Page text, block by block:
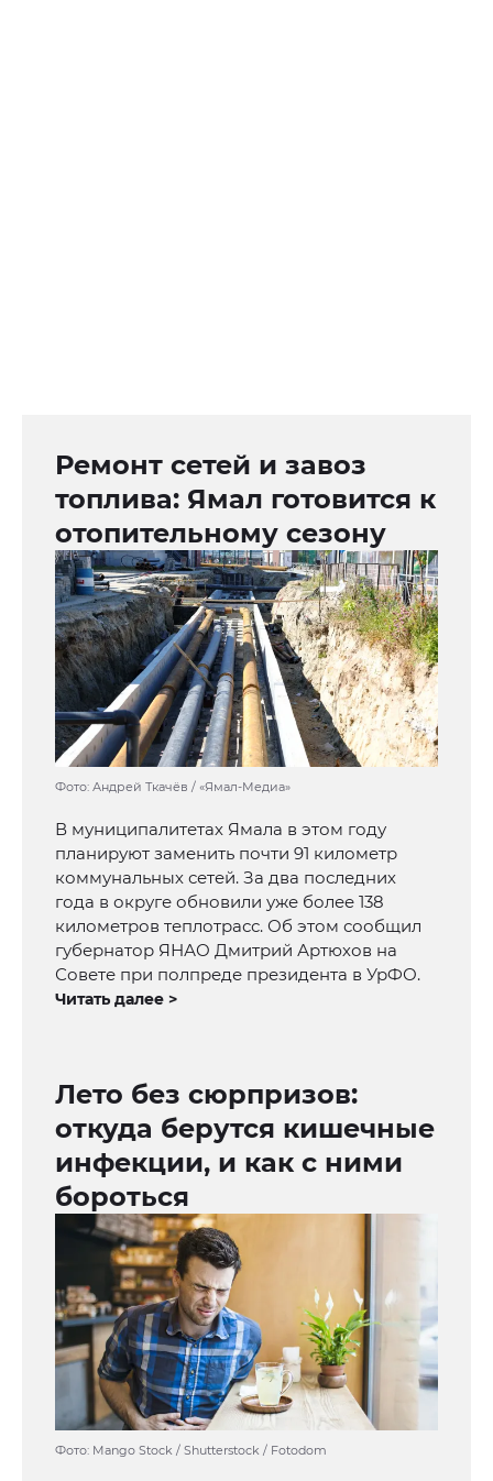
Ремонт сетей и завоз
топлива: Ямал готовится к
отопительному сезону
Фото: Андрей Ткачёв / «Ямал-Медиа»
В муниципалитетах Ямала в этом году
планируют заменить почти 91 километр
коммунальных сетей. За два последних
года в округе обновили уже более 138
километров теплотрасс. Об этом сообщил
губернатор ЯНАО Дмитрий Артюхов на
Совете при полпреде президента в УрФО.
Читать далее >
Лето без сюрпризов:
откуда берутся кишечные
инфекции, и как с ними
бороться
Фото: Mango Stock / Shutterstock / Fotodom